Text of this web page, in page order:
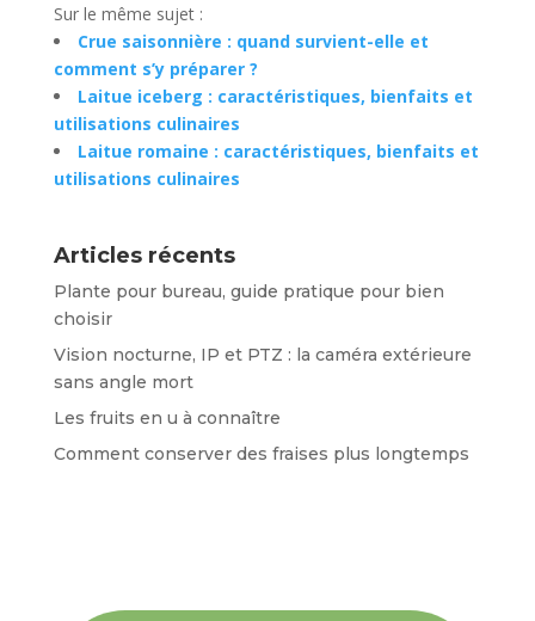
Sur le même sujet :
Crue saisonnière : quand survient-elle et
comment s’y préparer ?
Laitue iceberg : caractéristiques, bienfaits et
utilisations culinaires
Laitue romaine : caractéristiques, bienfaits et
utilisations culinaires
Articles récents
Plante pour bureau, guide pratique pour bien
choisir
Vision nocturne, IP et PTZ : la caméra extérieure
sans angle mort
Les fruits en u à connaître
Comment conserver des fraises plus longtemps